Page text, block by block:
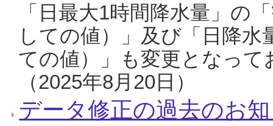
「日最大1時間降水量」の
しての値）」及び「日降
ての値）」も変更となっ
（2025年8月20日）
データ修正の過去のお